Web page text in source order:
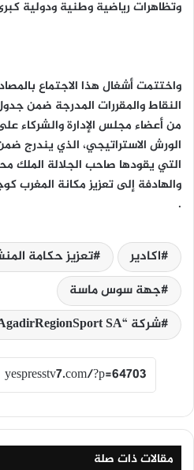
وتظاهرات رياضية وطنية ودولية
واختتمت أشغال هذا الاجتماع
النقاط والمقررات المدرجة ضمن
من أعضاء مجلس الإدارة والشركاء
الورش الاستراتيجي، الذي يندرج
التي يقودها صاحب الجلالة الملك
والهادفة إلى تعزيز مكانة المغرب
.
اكادير
تعزيز حكامة
جهة سوس ماسة
شركة “AgadirRegionSport SA”
مقالات ذات صلة